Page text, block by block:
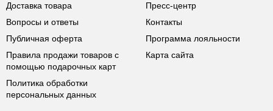
Доставка товара
Вопросы и ответы
Публичная оферта
Правила продажи товаров с
помощью подарочных карт
Политика обработки
персональных данных
Пресс-центр
Контакты
Программа лояльности
Карта сайта